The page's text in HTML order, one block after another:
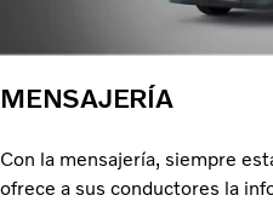
MENSAJERÍA
Con la mensajería, siempre
ofrece a sus conductores la